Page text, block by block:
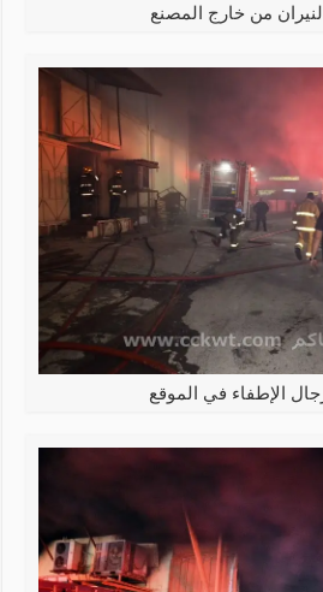
من خارج المصنع
الإطفاء في الموقع